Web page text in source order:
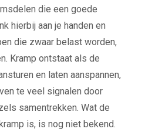
die een goede
hierbij aan je handen en
die zwaar belast worden,
Kramp ontstaat als de
en laten aanspannen,
te veel signalen door
samentrekken. Wat de
is, is nog niet bekend.